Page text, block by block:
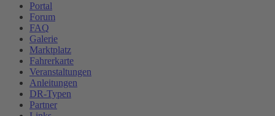
Portal
Forum
FAQ
Galerie
Marktplatz
Fahrerkarte
Veranstaltungen
Anleitungen
DR-Typen
Partner